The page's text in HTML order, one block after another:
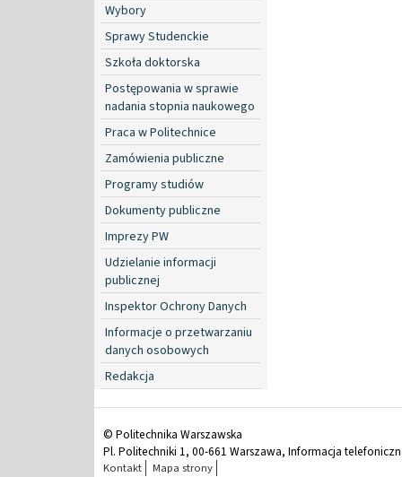
Wybory
Sprawy Studenckie
Szkoła doktorska
Postępowania w sprawie
nadania stopnia naukowego
Praca w Politechnice
Zamówienia publiczne
Programy studiów
Dokumenty publiczne
Imprezy PW
Udzielanie informacji
publicznej
Inspektor Ochrony Danych
Informacje o przetwarzaniu
danych osobowych
Redakcja
© Politechnika Warszawska
Pl. Politechniki 1, 00-661 Warszawa, Informacja
Kontakt Mapa strony